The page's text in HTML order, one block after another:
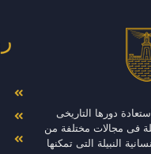
دورها التاريخى
فى مجالات مختلفة من
النبيلة التى تمكنها